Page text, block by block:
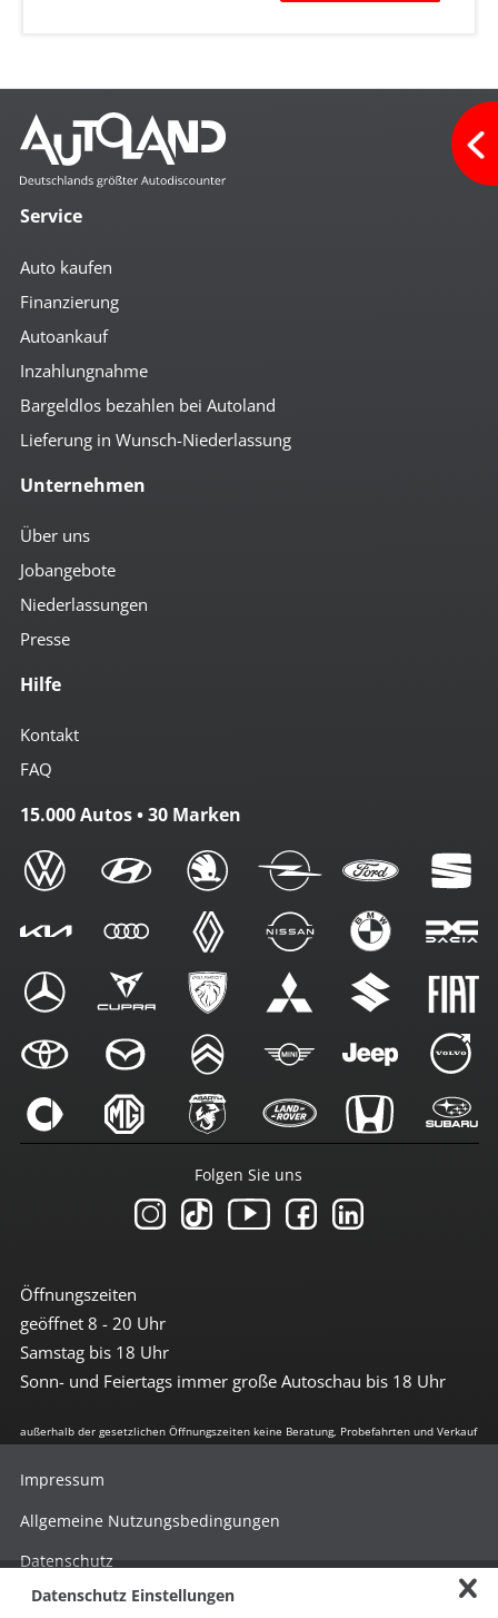
Service
Auto kaufen
Finanzierung
Autoankauf
Inzahlungnahme
Bargeldlos bezahlen bei Autoland
Lieferung in Wunsch-Niederlassung
Unternehmen
Über uns
Jobangebote
Niederlassungen
Presse
Hilfe
Kontakt
FAQ
15.000 Autos • 30 Marken
Öffnungszeiten
geöffnet 8 - 20 Uhr
Samstag bis 18 Uhr
Sonn- und Feiertags immer große Autoschau bis 18 Uhr
Folgen Sie uns
außerhalb der gesetzlichen Öffnungszeiten keine Beratung, Probefahrten und Verkauf
Impressum
Allgemeine Nutzungsbedingungen
Datenschutz
Hinweisgebersystem nach HinSchG
Datenschutz Einstellungen